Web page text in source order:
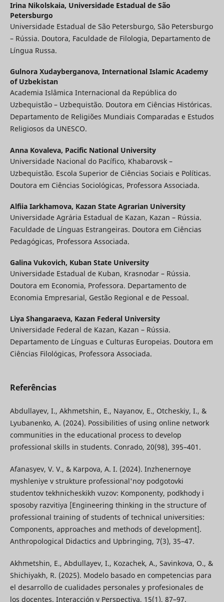
Irina Nikolskaia, Universidade Estadual de São
Petersburgo
Universidade Estadual de São Petersburgo, São Petersburgo
– Rússia. Doutora, Faculdade de Filologia, Departamento de
Língua Russa.
Gulnora Xudayberganova, International Islamic Academy
of Uzbekistan
Academia Islâmica Internacional da República do
Uzbequistão – Uzbequistão. Doutora em Ciências Históricas.
Departamento de Religiões Mundiais Comparadas e Estudos
Religiosos da UNESCO.
Anna Kovaleva, Pacific National University
Universidade Nacional do Pacífico, Khabarovsk –
Uzbequistão. Escola Superior de Ciências Sociais e Políticas.
Doutora em Ciências Sociológicas, Professora Associada.
Alfiia Iarkhamova, Kazan State Agrarian University
Universidade Agrária Estadual de Kazan, Kazan – Rússia.
Faculdade de Línguas Estrangeiras. Doutora em Ciências
Pedagógicas, Professora Associada.
Galina Vukovich, Kuban State University
Universidade Estadual de Kuban, Krasnodar – Rússia.
Doutora em Economia, Professora. Departamento de
Economia Empresarial, Gestão Regional e de Pessoal.
Liya Shangaraeva, Kazan Federal University
Universidade Federal de Kazan, Kazan – Rússia.
Departamento de Línguas e Culturas Europeias. Doutora em
Ciências Filológicas, Professora Associada.
Referências
Abdullayev, I., Akhmetshin, E., Nayanov, E., Otcheskiy, I., &
Lyubanenko, A. (2024). Possibilities of using online network
communities in the educational process to develop
professional skills in students. Conrado, 20(98), 395–401.
Afanasyev, V. V., & Karpova, A. I. (2024). Inzhenernoye
myshleniye v strukture professional'noy podgotovki
studentov tekhnicheskikh vuzov: Komponenty, podkhody i
sposoby razvitiya [Engineering thinking in the structure of
professional training of students of technical universities:
Components, approaches and methods of development].
Anthropological Didactics and Upbringing, 7(3), 35–47.
Akhmetshin, E., Abdullayev, I., Kozachek, A., Savinkova, O., &
Shichiyakh, R. (2025). Modelo basado en competencias para
el desarrollo de cualidades personales y profesionales de
los docentes. Interacción y Perspectiva, 15(1), 87–97.